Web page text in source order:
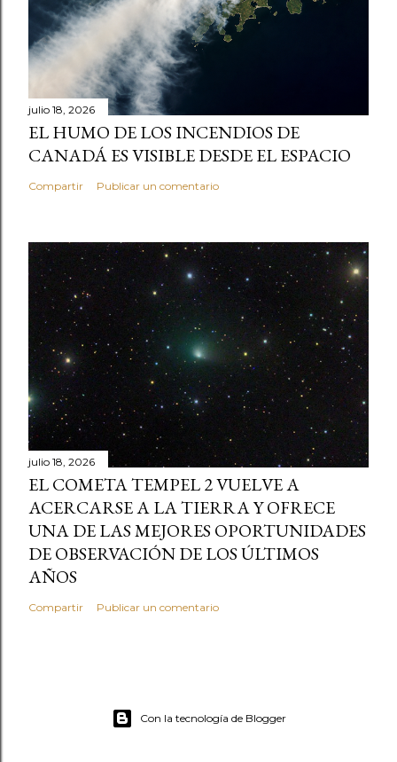
julio 18, 2026
EL HUMO DE LOS INCENDIOS DE
CANADÁ ES VISIBLE DESDE EL ESPACIO
Compartir Publicar un comentario
julio 18, 2026
EL COMETA TEMPEL 2 VUELVE A
ACERCARSE A LA TIERRA Y OFRECE
UNA DE LAS MEJORES OPORTUNIDADES
DE OBSERVACIÓN DE LOS ÚLTIMOS
AÑOS
Compartir Publicar un comentario
Con la tecnología de Blogger